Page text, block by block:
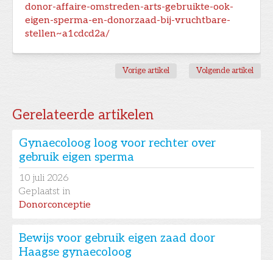
donor-affaire-omstreden-arts-gebruikte-ook-
eigen-sperma-en-donorzaad-bij-vruchtbare-
stellen~a1cdcd2a/
Vorige artikel Volgende artikel
Gerelateerde artikelen
Gynaecoloog loog voor rechter over
gebruik eigen sperma
10 juli 2026
Geplaatst in
Donorconceptie
Bewijs voor gebruik eigen zaad door
Haagse gynaecoloog